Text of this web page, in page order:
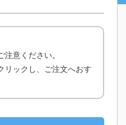
意ください。
リックし、ご注文へおす